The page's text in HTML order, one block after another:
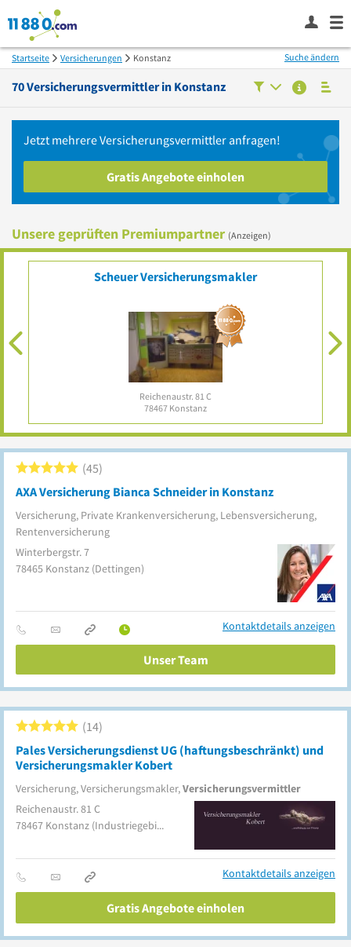
Startseite Versicherungen Konstanz
70Versicherungsvermittler in Konstanz
Suche ändern
Jetzt mehrereVersicherungsvermittler anfragen!
Gratis Angebote einholen
Unsere geprüften Premiumpartner (Anzeigen)
Scheuer Versicherungsmakler
Reichenaustr. 81 C
78467 Konstanz
AXA Versicherung Bianca Schneider in Konstanz
Versicherung, Private Krankenversicherung, Lebensversicherung,
Rentenversicherung
45
Winterbergstr. 7
78465 Konstanz (Dettingen)
Kontaktdetails anzeigen
Unser Team
Pales Versicherungsdienst UG (haftungsbeschränkt) und
Versicherungsmakler Kobert
Versicherung, Versicherungsmakler,Versicherungsvermittler
14
Reichenaustr. 81 C
78467 Konstanz (Industriegebiet)
Kontaktdetails anzeigen
Gratis Angebote einholen